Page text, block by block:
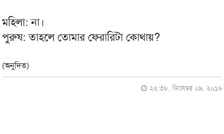
মহিলা: না।
পুরুষ: তাহলে তোমার ফেরারিটা কোথায়?
(অনুদিত)
২২:৩৮, ডিসেম্বর ০৯, ২০১৬